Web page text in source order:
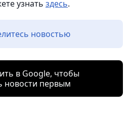
узнать здесь.
новостью
в Google, чтобы
новости первым